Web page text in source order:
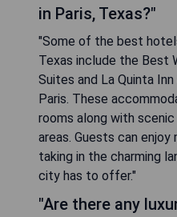
in Paris, Texas?"
"Some of the best
Texas include the Best
Suites and La Quinta
Paris. These
rooms along with
areas. Guests can
taking in the charming
city has to offer."
"Are there any